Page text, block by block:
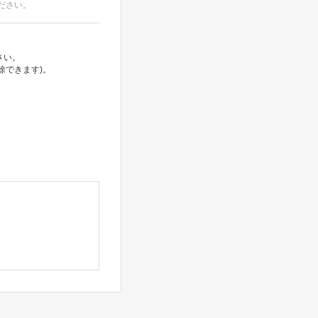
い。
。
きます)。